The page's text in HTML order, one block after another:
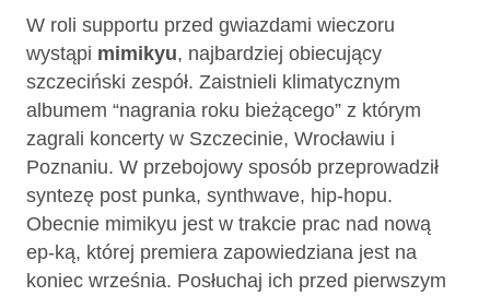
W roli supportu przed gwiazdami wieczoru
wystąpi mimikyu, najbardziej obiecujący
szczeciński zespół. Zaistnieli klimatycznym
albumem “nagrania roku bieżącego” z którym
zagrali koncerty w Szczecinie, Wrocławiu i
Poznaniu. W przebojowy sposób przeprowadził
syntezę post punka, synthwave, hip-hopu.
Obecnie mimikyu jest w trakcie prac nad nową
ep-ką, której premiera zapowiedziana jest na
koniec września. Posłuchaj ich przed pierwszym